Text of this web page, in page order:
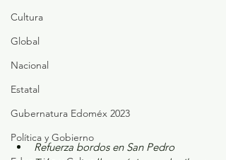
Cultura
Global
Nacional
Estatal
Gubernatura Edoméx 2023
Política y Gobierno
Refuerza bordos en San Pedro